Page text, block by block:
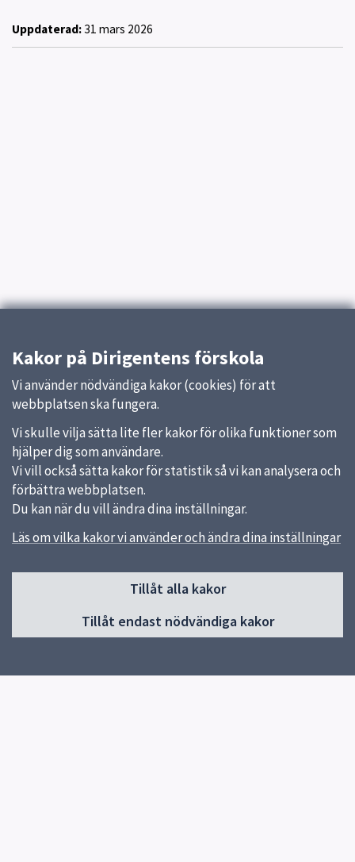
Uppdaterad: 31 mars 2026
Kakor på Dirigentens förskola
Vi använder nödvändiga kakor (cookies) för att
webbplatsen ska fungera.
Vi skulle vilja sätta lite fler kakor för olika funktioner som
hjälper dig som användare.
Vi vill också sätta kakor för statistik så vi kan analysera och
förbättra webbplatsen.
Du kan när du vill ändra dina inställningar.
Läs om vilka kakor vi använder och ändra dina inställningar
Tillåt alla kakor
Tillåt endast nödvändiga kakor